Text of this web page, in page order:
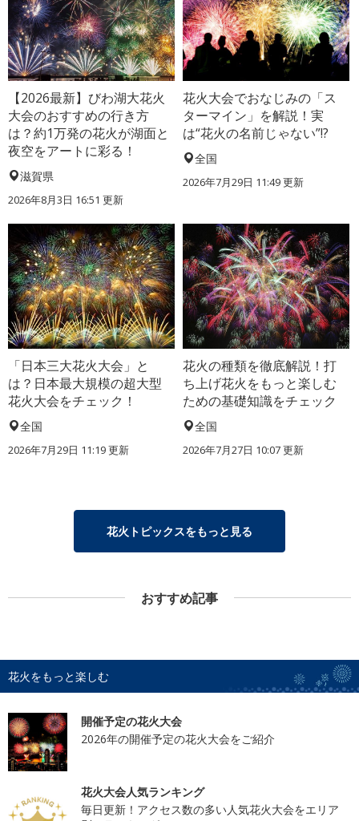
【2026最新】びわ湖大花火
大会のおすすめの行き方
は？約1万発の花火が湖面と
夜空をアートに彩る！
滋賀県
2026年8月3日 16:51 更新
花火大会でおなじみの「ス
ターマイン」を解説！実
は“花火の名前じゃない”!?
全国
2026年7月29日 11:49 更新
「日本三大花火大会」と
は？日本最大規模の超大型
花火大会をチェック！
全国
2026年7月29日 11:19 更新
花火の種類を徹底解説！打
ち上げ花火をもっと楽しむ
ための基礎知識をチェック
全国
2026年7月27日 10:07 更新
花火トピックスをもっと見る
おすすめ記事
花火をもっと楽しむ
開催予定の花火大会
2026年の開催予定の花火大会をご紹介
花火大会人気ランキング
毎日更新！アクセス数の多い人気花火大会をエリア